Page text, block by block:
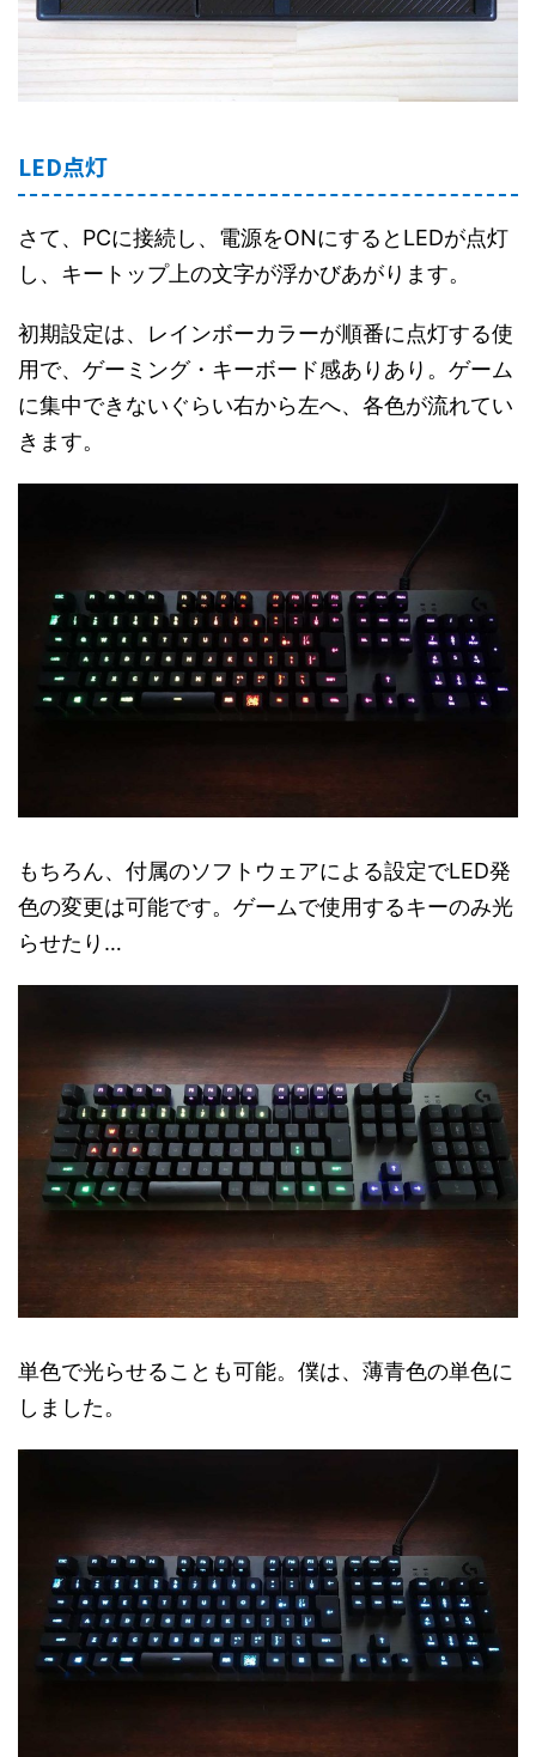
LED点灯
さて、PCに接続し、電源をONにするとLEDが点灯
し、キートップ上の文字が浮かびあがります。
初期設定は、レインボーカラーが順番に点灯する使
用で、ゲーミング・キーボード感ありあり。ゲーム
に集中できないぐらい右から左へ、各色が流れてい
きます。
もちろん、付属のソフトウェアによる設定でLED発
色の変更は可能です。ゲームで使用するキーのみ光
らせたり…
単色で光らせることも可能。僕は、薄青色の単色に
しました。